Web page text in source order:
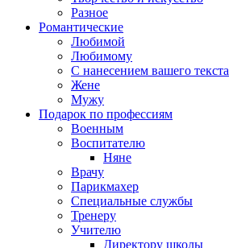
Разное
Романтические
Любимой
Любимому
С нанесением вашего текста
Жене
Мужу
Подарок по профессиям
Военным
Воспитателю
Няне
Врачу
Парикмахер
Специальные службы
Тренеру
Учителю
Директору школы